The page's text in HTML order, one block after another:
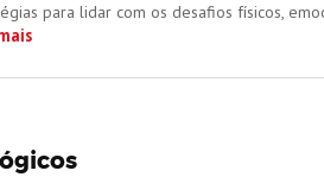
para lidar com os desafios físicos,